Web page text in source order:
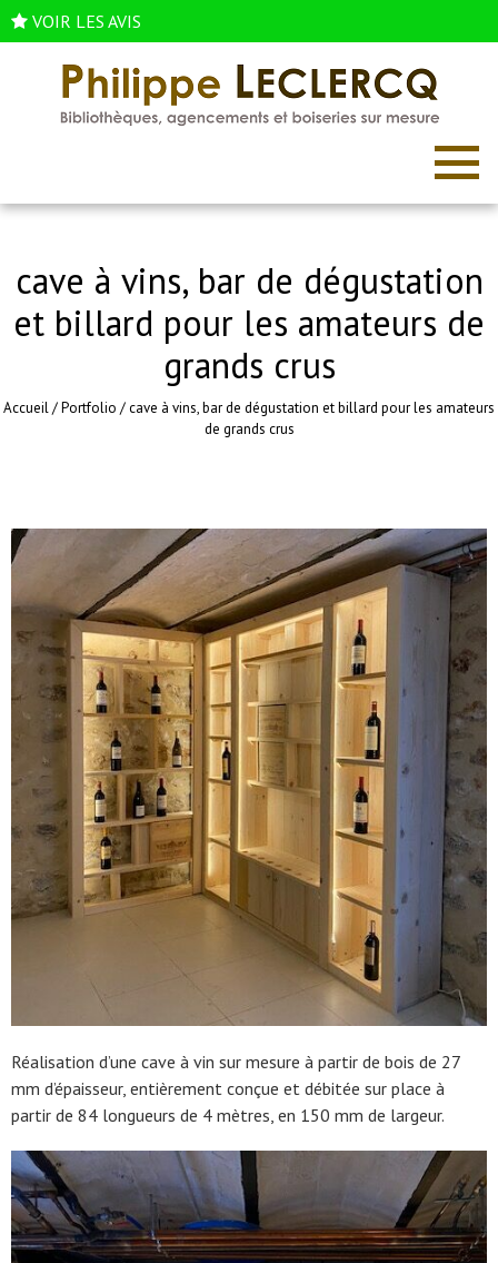
VOIR LES AVIS
cave à vins, bar de dégustation
et billard pour les amateurs de
grands crus
Accueil/Portfolio /cave à vins, bar de dégustation et billard pour les amateurs
de grands crus
Réalisation d’une cave à vin sur mesure à partir de bois de 27
mm d’épaisseur, entièrement conçue et débitée sur place à
partir de 84 longueurs de 4 mètres, en 150 mm de largeur.